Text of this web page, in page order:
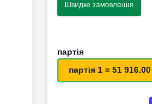
Швидке замовлення
партія
партія 1 = 51